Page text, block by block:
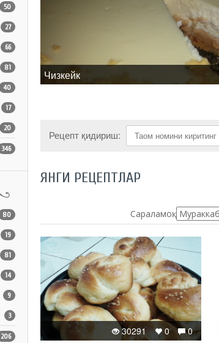
50
27
66
81
40
17
20
346
80
19
81
14
9
3
206
Чизкейк
Рецепт қидириш:
ЯНГИ РЕЦЕПТЛАР
Сараламоқ:
0
0
30291